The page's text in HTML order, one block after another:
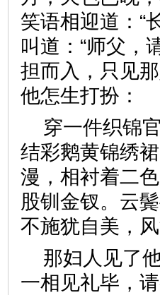
笑语相迎道：“
叫道：“师父，
担而入，只见
他怎生打扮
穿一件织锦
结彩鹅黄锦绣
漫，相衬着二
股钏金钗。云
不施犹自美
那妇人见了
一相见礼毕，